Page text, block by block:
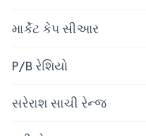
માર્કેટ કેપ સીઆર
P/B રેશિયો
સરેરાશ સાચી રેન્જ